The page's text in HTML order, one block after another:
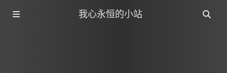
我心永恒的小站